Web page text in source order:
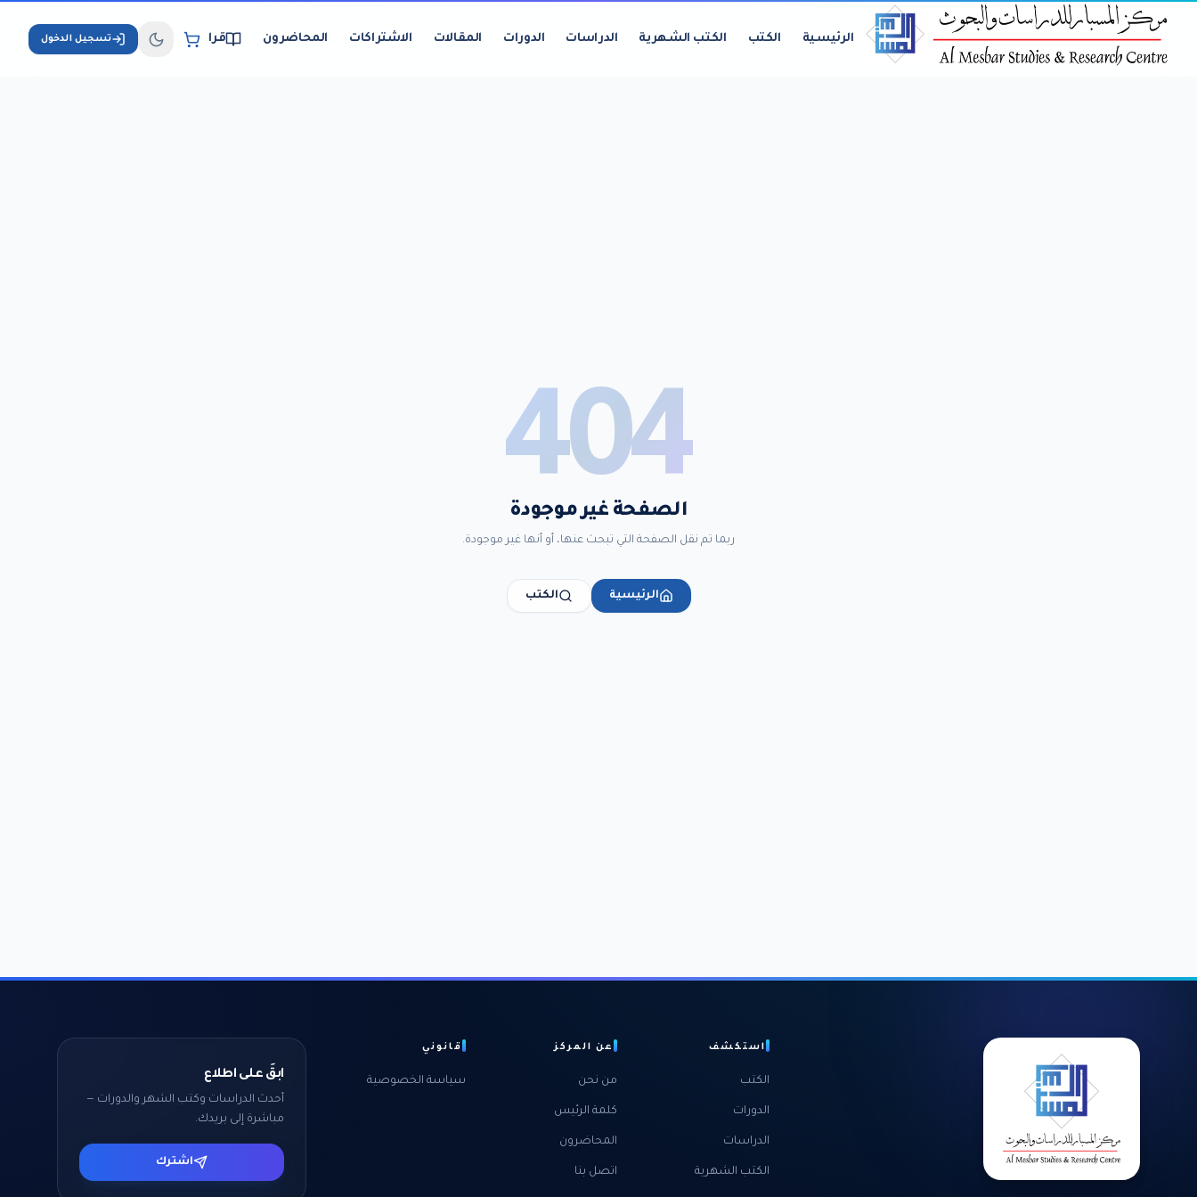
الرئيسية الكتب الكتب الشهرية الدراسات الدورات المقالات الاشتراكات المحاضرون قراءة الكتب الإلكترونيةتسجيل الدخول
404
الصفحة غير موجودة
ربما تم نقل الصفحة التي تبحث عنها، أو أنها غير موجودة.
الرئيسية الكتب
استكشف
الكتب
الدورات
الدراسات
الكتب الشهرية
عن المركز
من نحن
كلمة الرئيس
المحاضرون
اتصل بنا
قانوني
سياسة الخصوصية
ابقَ على اطلاع
أحدث الدراسات وكتب الشهر والدورات —
مباشرة إلى بريدك.
اشترك